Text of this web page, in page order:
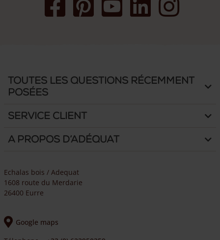
Toutes les questions récemment
posées
Service client
A propos d’Adéquat
Echalas bois / Adequat
1608 route du Merdarie
26400 Eurre
Google maps